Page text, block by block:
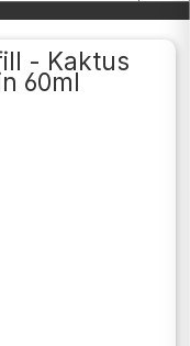
- Kaktus
60ml